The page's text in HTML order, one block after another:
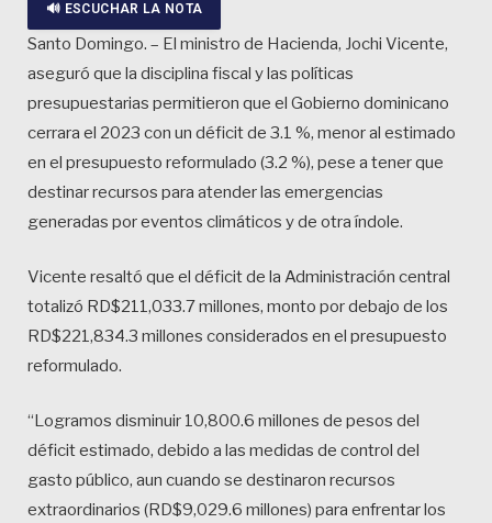
🔊 ESCUCHAR LA NOTA
Santo Domingo. – El ministro de Hacienda, Jochi Vicente,
aseguró que la disciplina fiscal y las políticas
presupuestarias permitieron que el Gobierno dominicano
cerrara el 2023 con un déficit de 3.1 %, menor al estimado
en el presupuesto reformulado (3.2 %), pese a tener que
destinar recursos para atender las emergencias
generadas por eventos climáticos y de otra índole.
Vicente resaltó que el déficit de la Administración central
totalizó RD$211,033.7 millones, monto por debajo de los
RD$221,834.3 millones considerados en el presupuesto
reformulado.
“Logramos disminuir 10,800.6 millones de pesos del
déficit estimado, debido a las medidas de control del
gasto público, aun cuando se destinaron recursos
extraordinarios (RD$9,029.6 millones) para enfrentar los